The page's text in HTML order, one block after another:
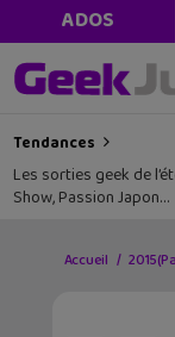
ADOS
Tendances
Les sorties geek de
Show, Passion Japon…
Accueil 2015